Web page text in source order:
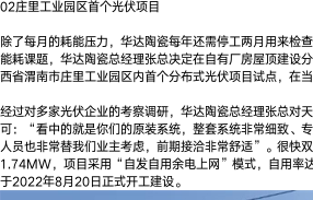
02庄里工业园区首个光伏项目
除了每月的耗能压力，华达陶瓷每年还需停工两月用来检
能耗课题，华达陶瓷总经理张总决定在自有厂房屋顶建设
西省渭南市庄里工业园区内首个分布式光伏项目试点，在
经过对多家光伏企业的考察调研，华达陶瓷总经理张总对
可：“看中的就是你们的原装系统，整套系统非常细致、
人员也非常替我们业主考虑，前期接洽非常舒适”。很快
1.74MW，项目采用“自发自用余电上网”模式，自用率
于2022年8月20日正式开工建设。